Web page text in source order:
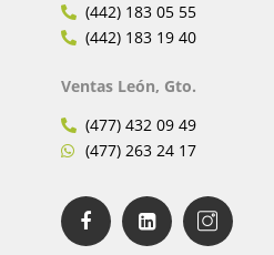
(442) 183 05 55
(442) 183 19 40
Ventas León, Gto.
(477) 432 09 49
(477) 263 24 17